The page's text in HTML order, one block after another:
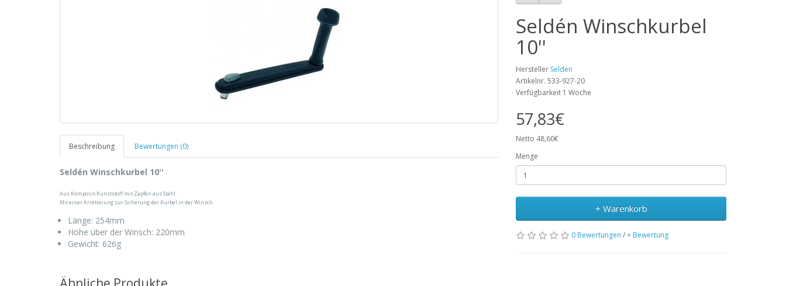
Beschreibung Bewertungen (0)
Seldén Winschkurbel 10''
Aus Komposit-Kunststoff mit Zapfen aus Stahl.
Mit einer Arretierung zur Sicherung der Kurbel in der Winsch.
Länge: 254mm
Höhe über der Winsch: 220mm
Gewicht: 626g
Seldén Winschkurbel
10''
Hersteller Selden
Artikelnr. 533-927-20
Verfügbarkeit 1 Woche
57,83€
Netto 48,60€
Menge
+ Warenkorb
0 Bewertungen /+ Bewertung